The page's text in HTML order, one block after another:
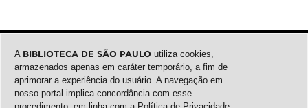
A BIBLIOTECA DE SÃO PAULO utiliza cookies,
armazenados apenas em caráter temporário, a fim de
aprimorar a experiência do usuário. A navegação em
nosso portal implica concordância com esse